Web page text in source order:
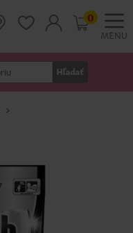
MENU
Hľadať
0
>